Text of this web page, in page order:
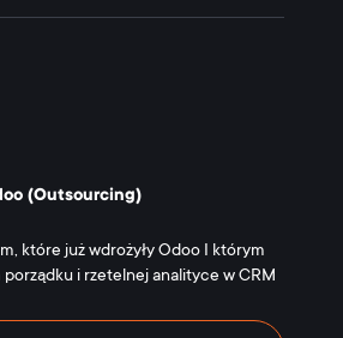
(Outsourcing)
które już wdrożyły Odoo I którym
porządku i rzetelnej analityce w CRM